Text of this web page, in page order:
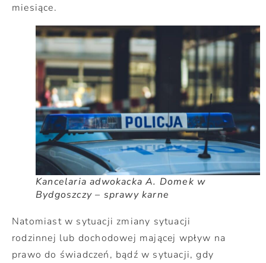
miesiące.
Kancelaria adwokacka A. Domek w
Bydgoszczy – sprawy karne
Natomiast w sytuacji zmiany sytuacji
rodzinnej lub dochodowej mającej wpływ na
prawo do świadczeń, bądź w sytuacji, gdy